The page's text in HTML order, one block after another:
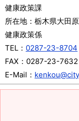
健康政策課
所在地： 栃木県大田
健康政策係
TEL： 0287-23-8704
FAX： 0287-23-7632
E-Mail：